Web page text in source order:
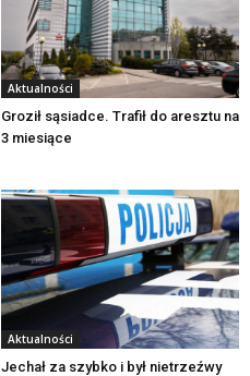
Aktualności
Groził sąsiadce. Trafił do aresztu na
3 miesiące
Aktualności
Jechał za szybko i był nietrzeźwy